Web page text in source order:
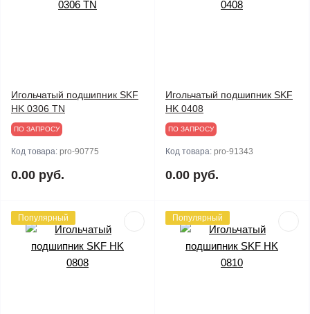
Игольчатый подшипник SKF
HK 0306 TN
ПО ЗАПРОСУ
Код товара: pro-90775
0.00 руб.
Игольчатый подшипник SKF
HK 0408
ПО ЗАПРОСУ
Код товара: pro-91343
0.00 руб.
Популярный Популярный